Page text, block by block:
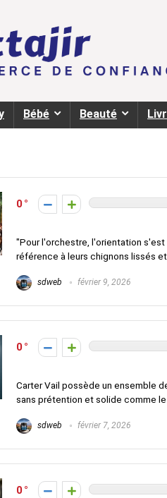
Bébé Beauté
0
"Pour l'orchestre, l'orientation
référence à leurs chignons lissés
sdweb février 9, 2026
0
Carter Vail possède un ensemble
sans prétention et solide comme le
sdweb février 7, 2026
0